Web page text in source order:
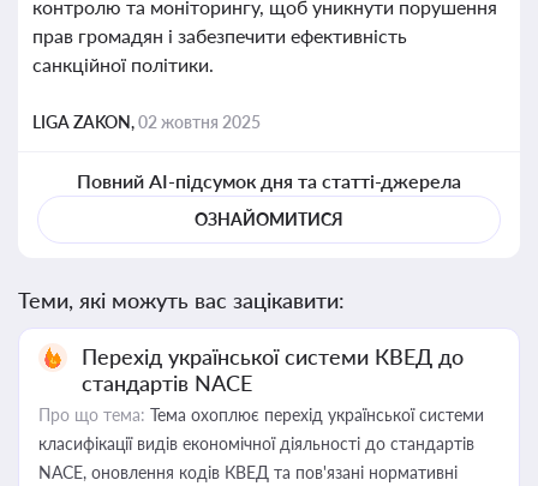
контролю та моніторингу, щоб уникнути порушення
прав громадян і забезпечити ефективність
санкційної політики.
LIGA ZAKON,02 жовтня 2025
Повний AI-підсумок дня та статті-джерела
ОЗНАЙОМИТИСЯ
Теми, які можуть вас зацікавити:
Перехід української системи КВЕД до
стандартів NACE
Про що тема: Тема охоплює перехід української системи
класифікації видів економічної діяльності до стандартів
NACE, оновлення кодів КВЕД та пов'язані нормативні